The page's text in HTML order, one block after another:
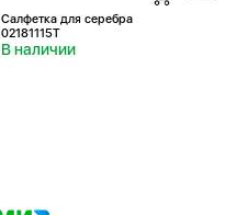
Салфетка для серебра
02181115T
В наличии